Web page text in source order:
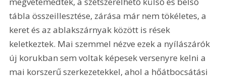
tábla összeillesztése, zárása már nem tökéletes, a
keret és az ablakszárnyak között is rések
keletkeztek. Mai szemmel nézve ezek a nyílászárók
új korukban sem voltak képesek versenyre kelni a
mai korszerű szerkezetekkel, ahol a hőátbocsátási